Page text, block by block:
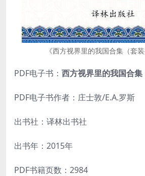
《西方视界里的我国合集（套
PDF电子书： 西方视界里的我国合集
PDF电子书作者：庄士敦/E.A.罗斯
出书社：译林出书社
出书年：2015年
PDF书籍页数：2984